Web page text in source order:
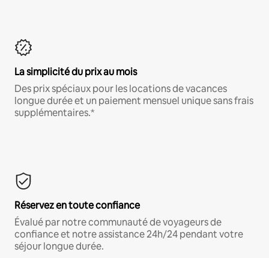
La simplicité du prix au mois
Des prix spéciaux pour les locations de vacances
longue durée et un paiement mensuel unique sans frais
supplémentaires.*
Réservez en toute confiance
Évalué par notre communauté de voyageurs de
confiance et notre assistance 24h/24 pendant votre
séjour longue durée.